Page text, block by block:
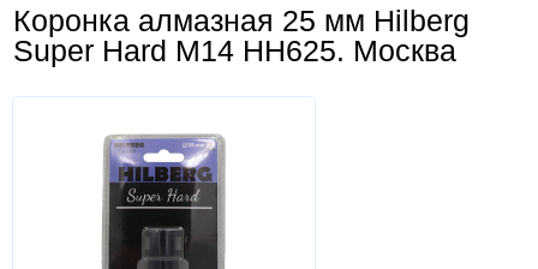
Коронка алмазная 25 мм Hilberg
Super Hard M14 HH625. Москва